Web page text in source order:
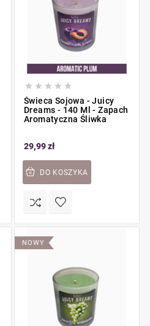
    
Świeca Sojowa - Juicy
Dreams - 140 Ml - Zapach
Aromatyczna Śliwka
29,99 zł
DO KOSZYKA
NOWY